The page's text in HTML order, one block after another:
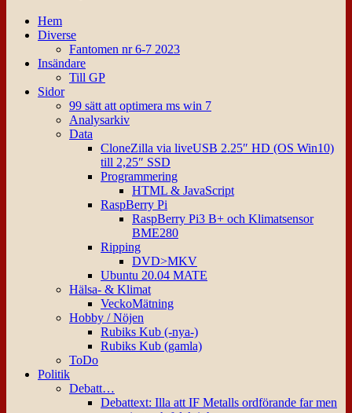
Hem
Diverse
Fantomen nr 6-7 2023
Insändare
Till GP
Sidor
99 sätt att optimera ms win 7
Analysarkiv
Data
CloneZilla via liveUSB 2.25″ HD (OS Win10)
till 2,25″ SSD
Programmering
HTML & JavaScript
RaspBerry Pi
RaspBerry Pi3 B+ och Klimatsensor
BME280
Ripping
DVD>MKV
Ubuntu 20.04 MATE
Hälsa- & Klimat
VeckoMätning
Hobby / Nöjen
Rubiks Kub (-nya-)
Rubiks Kub (gamla)
ToDo
Politik
Debatt…
Debattext: Illa att IF Metalls ordförande far men